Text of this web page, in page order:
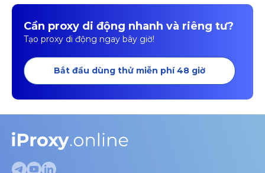
Cần proxy di động nhanh và riêng tư?
Tạo proxy di động ngay bây giờ!
Bắt đầu dùng thử miễn phí 48 giờ